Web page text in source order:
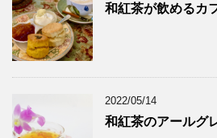
和紅茶が飲めるカ
2022/05/14
和紅茶のアールグ